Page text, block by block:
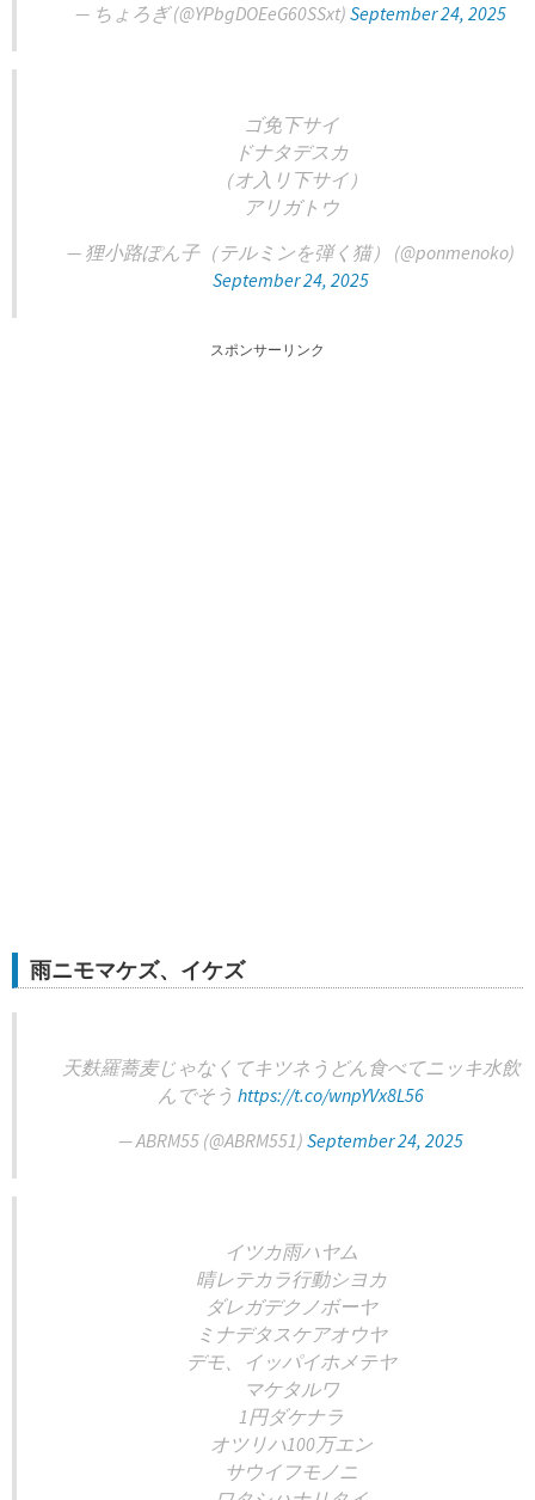
— ちょろぎ (@YPbgDOEeG60SSxt) September 24, 2025
ゴ免下サイ
ドナタデスカ
（オ入リ下サイ）
アリガトウ
— 狸小路ぽん子（テルミンを弾く猫） (@ponmenoko)
September 24, 2025
スポンサーリンク
雨ニモマケズ、イケズ
天麩羅蕎麦じゃなくてキツネうどん食べてニッキ水飲
んでそう https://t.co/wnpYVx8L56
— ABRM55 (@ABRM551) September 24, 2025
イツカ雨ハヤム
晴レテカラ行動シヨカ
ダレガデクノボーヤ
ミナデタスケアオウヤ
デモ、イッパイホメテヤ
マケタルワ
1円ダケナラ
オツリハ100万エン
サウイフモノニ